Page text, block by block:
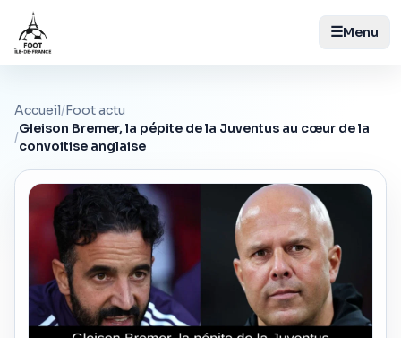
☰Menu
Accueil/Foot actu
/
Gleison Bremer, la pépite de la Juventus au cœur de la
convoitise anglaise